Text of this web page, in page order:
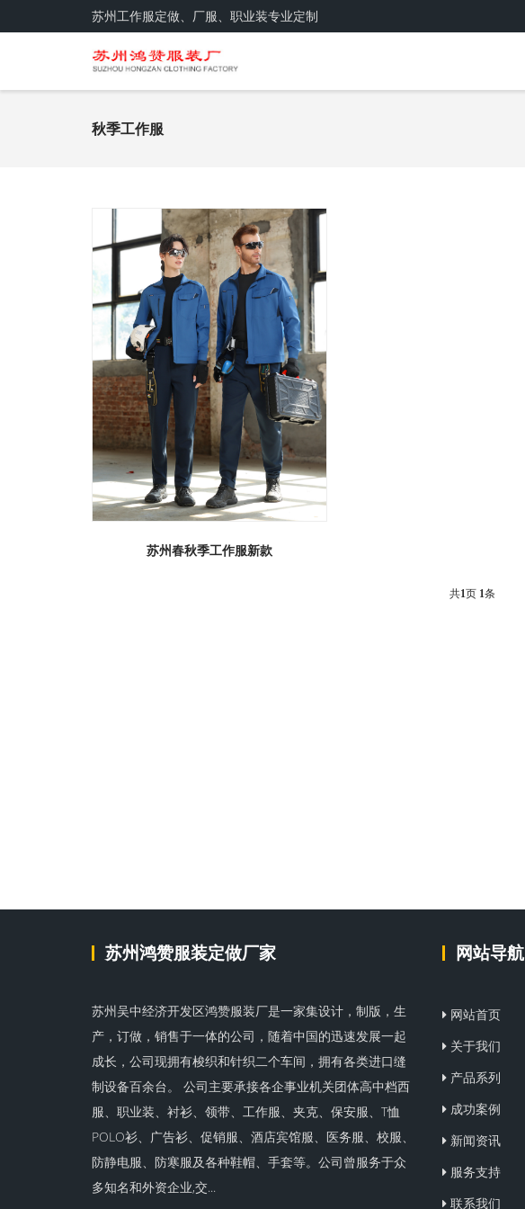
苏州工作服定做、厂服、职业装专业定制
秋季工作服
苏州春秋季工作服新款
共1页 1条
苏州鸿赞服装定做厂家
苏州吴中经济开发区鸿赞服装厂是一家集设计，制版，生
产，订做，销售于一体的公司，随着中国的迅速发展一起
成长，公司现拥有梭织和针织二个车间，拥有各类进口缝
制设备百余台。 公司主要承接各企事业机关团体高中档西
服、职业装、衬衫、领带、工作服、夹克、保安服、T恤
POLO衫、广告衫、促销服、酒店宾馆服、医务服、校服、
防静电服、防寒服及各种鞋帽、手套等。公司曾服务于众
多知名和外资企业,交...
网站导航
网站首页
关于我们
产品系列
成功案例
新闻资讯
服务支持
联系我们